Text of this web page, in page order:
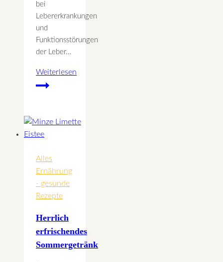
bei
Lebererkrankungen
und
Funktionsstörungen
der Leber…
Weiterlesen
Kräuter
Salze,
die
Holz
Element
unterstützen
Alles
Ernährung
- gesunde
Rezepte
Herrlich
erfrischendes
Sommergetränk